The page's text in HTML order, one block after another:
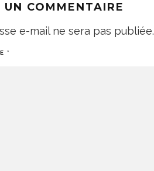
UN COMMENTAIRE
e-mail ne sera pas publiée.
*